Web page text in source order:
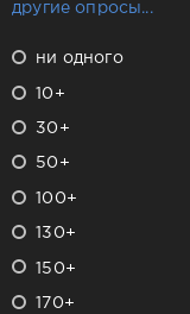
другие опросы...
ни одного
10+
30+
50+
100+
130+
150+
170+